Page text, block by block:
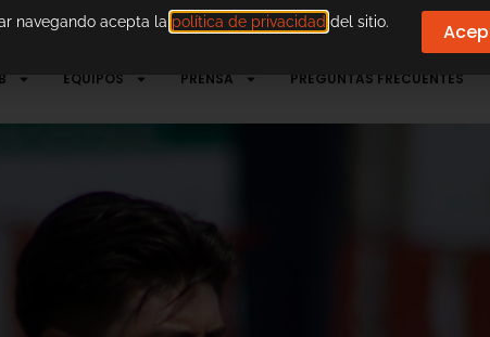
EQUIPOS PRENSA PREGUNTAS FRECUENTES
navegando acepta la política de privacidad del sitio.